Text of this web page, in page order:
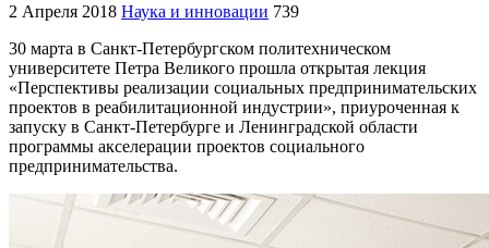
2 Апреля 2018 Наука и инновации 739
30 марта в Санкт-Петербургском политехническом
университете Петра Великого прошла открытая лекция
«Перспективы реализации социальных предпринимательских
проектов в реабилитационной индустрии», приуроченная к
запуску в Санкт-Петербурге и Ленинградской области
программы акселерации проектов социального
предпринимательства.